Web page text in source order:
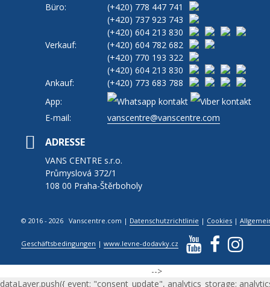
Büro: (+420) 778 447 741
(+420) 737 923 743
(+420) 604 213 830
Verkauf:
(+420) 604 782 682
(+420) 770 193 322
(+420) 604 213 830
Ankauf:
(+420) 773 683 788
App:
E-mail:
vanscentre@vanscentre.com
ADRESSE
VANS CENTRE s.r.o.
Průmyslová 372/1
108 00 Praha-Štěrboholy
© 2016 - 2026 Vanscentre.com | Datenschutzrichtlinie | Cookies |
Geschäftsbedingungen |www.levne-dodavky.cz
-->
dataLayer.push({ event: "consent_update", analytics_storage: